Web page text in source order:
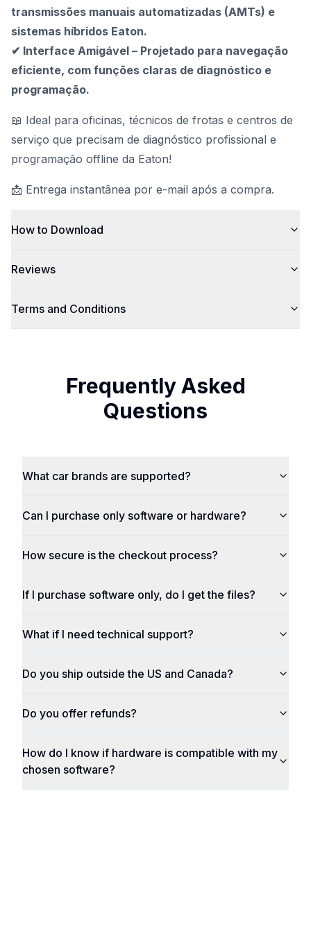
transmissões manuais automatizadas (AMTs) e
sistemas híbridos Eaton.
✔ Interface Amigável – Projetado para navegação
eficiente, com funções claras de diagnóstico e
programação.
📖 Ideal para oficinas, técnicos de frotas e centros de
serviço que precisam de diagnóstico profissional e
programação offline da Eaton!
📩 Entrega instantânea por e-mail após a compra.
How to Download
Reviews
Terms and Conditions
Frequently Asked
Questions
What car brands are supported?
Can I purchase only software or hardware?
How secure is the checkout process?
If I purchase software only, do I get the files?
What if I need technical support?
Do you ship outside the US and Canada?
Do you offer refunds?
How do I know if hardware is compatible with my
chosen software?